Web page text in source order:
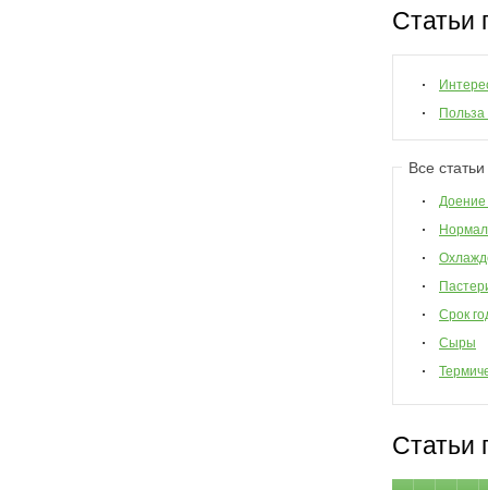
Статьи
Польза
Все
Доение
Срок
Сыры
Статьи